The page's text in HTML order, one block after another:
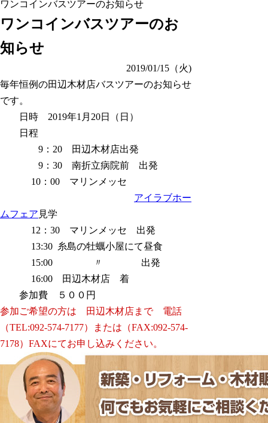
ワンコインバスツアーのお知らせ
ワンコインバスツアーのお
知らせ
2019/01/15（火)
毎年恒例の田辺木材店バスツアーのお知らせ
です。
日時 2019年1月20日（日）
日程
9：20 田辺木材店出発
9：30 南折立病院前 出発
10：00 マリンメッセ
アイラブホー
ムフェア 見学
12：30 マリンメッセ 出発
13:30 糸島の牡蠣小屋にて昼食
15:00 〃 出発
16:00 田辺木材店 着
参加費 ５００円
参加ご希望の方は 田辺木材店まで 電話
（TEL:092-574-7177）または（FAX:092-574-
7178）FAXにてお申し込みください。
- Powered by PHP工房 -